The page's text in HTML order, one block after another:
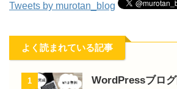
Tweets by murotan_blog
よく読まれている記事
1
WordPressブロ